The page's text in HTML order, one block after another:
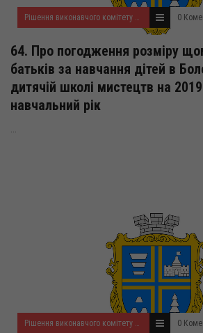
Рішення виконавчого комітету за серпень 2019 року 0
64. Про погодження розміру
батьків за навчання дітей в
дитячій школі мистецтв на
навчальний рік
Рішення виконавчого комітету за серпень 2019 року 0